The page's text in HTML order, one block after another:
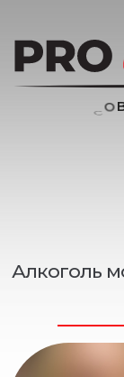
Алкоголь